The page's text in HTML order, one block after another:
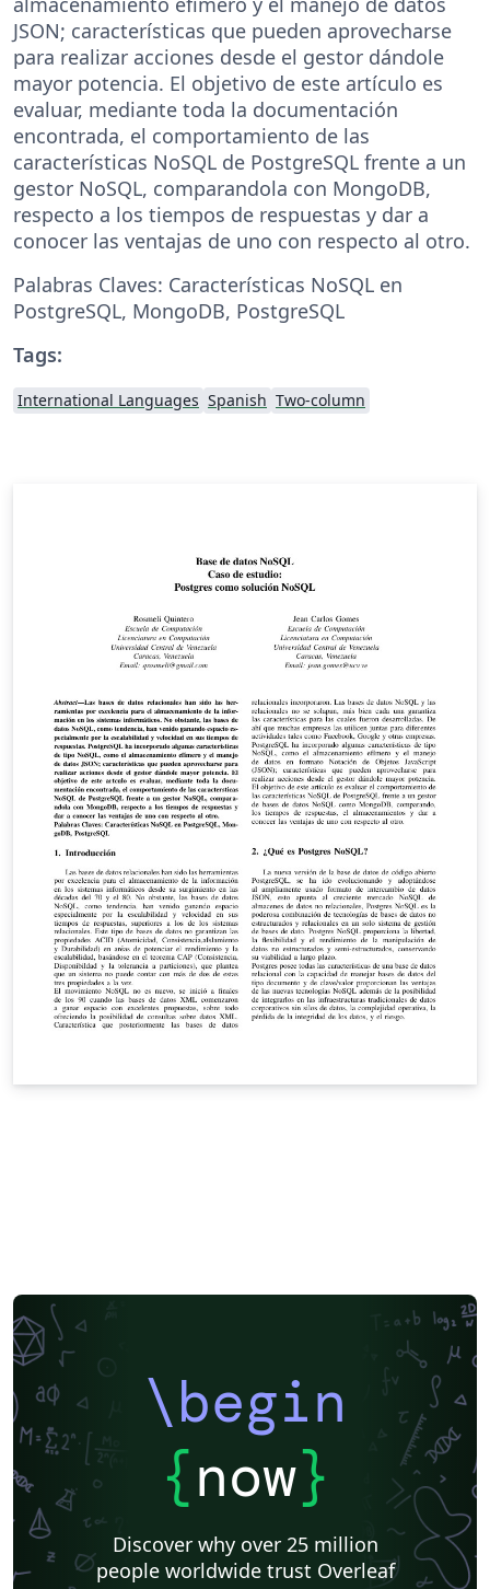
JSON; características que pueden aprovecharse
para realizar acciones desde el gestor dándole
mayor potencia. El objetivo de este artículo es
evaluar, mediante toda la documentación
encontrada, el comportamiento de las
características NoSQL de PostgreSQL frente a un
gestor NoSQL, comparandola con MongoDB,
respecto a los tiempos de respuestas y dar a
conocer las ventajas de uno con respecto al otro.
Palabras Claves: Características NoSQL en
PostgreSQL, MongoDB, PostgreSQL
Tags:
International Languages Spanish Two-column
\begin
{now}
Discover why over 25 million
people worldwide trust Overleaf